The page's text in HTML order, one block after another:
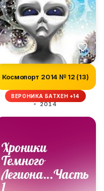
Космопорт 2014 № 12 (13)
ВЕРОНИКА БАТХЕН +14
2014